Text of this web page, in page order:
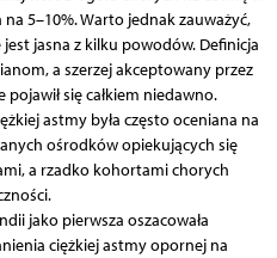
5–10%. Warto jednak zauważyć,
jasna z kilku powodów. Definicja
a szerzej akceptowany przez
się całkiem niedawno.
astmy była często oceniana na
ośrodków opiekujących się
a rzadko kohortami chorych
jako pierwsza oszacowała
ciężkiej astmy opornej na